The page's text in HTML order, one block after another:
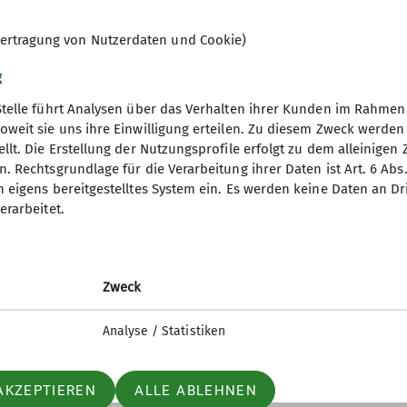
wie z.B. der Bergthymian, mit dem das Essen
Übungsfels, einem kleinen Fels westlich neben
Kinder erkundeten am Nachmittag noch eine Höhle
und eine Mehrseillängenroute mit drei
im dritten Schwierigkeitsgrad direkt auf den
Tat umgesetzt. Minutiös geplant starteten die
alle ein tolles Erlebnis, der Hüttenwart staunte
wieder emsig einen Plan, packten ihre
uns – mitten in der Felswand grasten
vor uns, die Sonne ging auf. Wir erreichten
Abstieg auf der Ostseite grüßten wir noch die
Familien.
von Nutzerdaten und Cookie)
führt Analysen über das Verhalten ihrer Kunden im
sie uns ihre Einwilligung erteilen. Zu diesem Zweck
Die Erstellung der Nutzungsprofile erfolgt zu dem alleinigen
Rechtsgrundlage für die Verarbeitung ihrer Daten ist Art. 6
eigens bereitgestelltes System ein. Es werden keine Daten an
Zweck
Analyse / Statistiken
ALLE ABLEHNEN